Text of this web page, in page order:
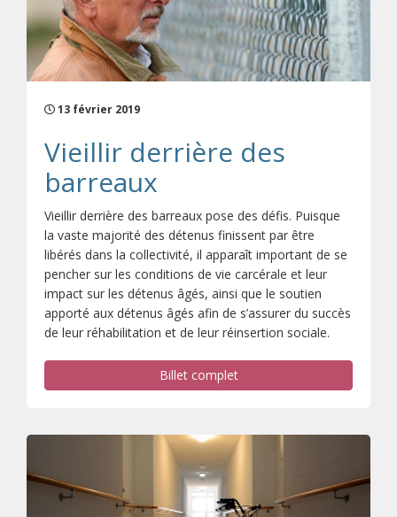
13 février 2019
Vieillir derrière des
barreaux
Vieillir derrière des barreaux pose des défis. Puisque
la vaste majorité des détenus finissent par être
libérés dans la collectivité, il apparaît important de se
pencher sur les conditions de vie carcérale et leur
impact sur les détenus âgés, ainsi que le soutien
apporté aux détenus âgés afin de s’assurer du succès
de leur réhabilitation et de leur réinsertion sociale.
Billet complet